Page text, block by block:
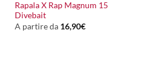
Rapala X Rap Magnum 15
Divebait
A partire da 16,90€